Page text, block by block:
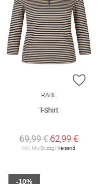
HINZUFÜGEN
ZUR
RABE
T-Shirt
69,99 € 62,99 €
inkl. MwSt. zzgl. Versand
-10%